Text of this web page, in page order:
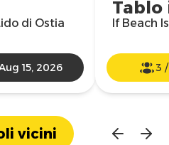
di Ostia
15, 2026
Tablo
If Beach
3
vicini